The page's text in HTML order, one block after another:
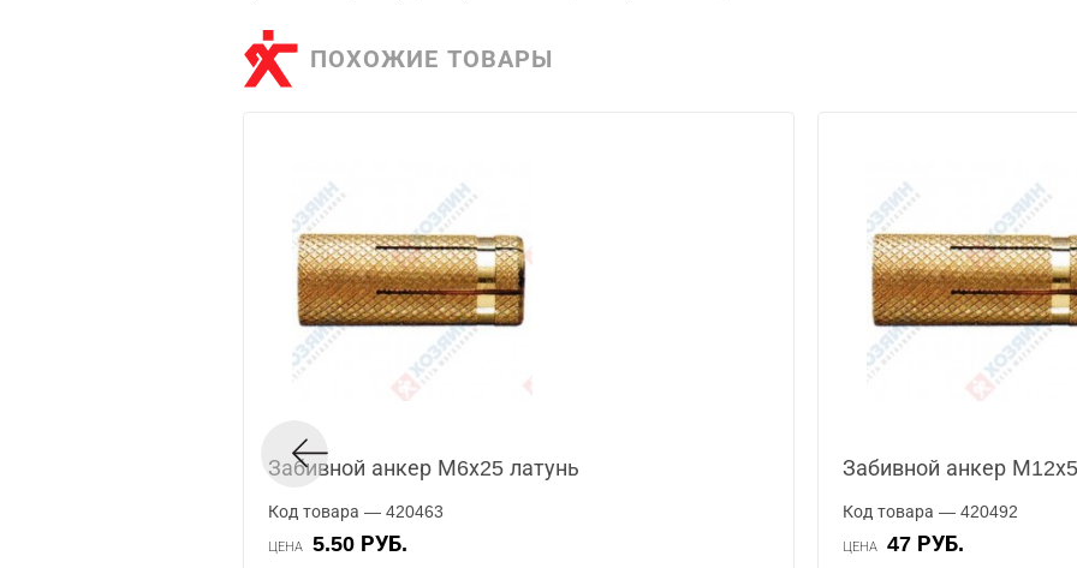
ПОХОЖИЕ ТОВАРЫ
Забивной анкер М6х25 латунь
Код товара — 420463
ЦЕНА 5.50 РУБ.
Забивной анкер
Код товара — 420492
ЦЕНА 47 РУБ.